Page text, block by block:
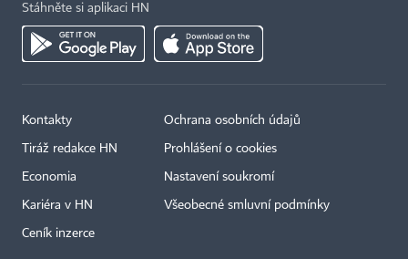
Stáhněte si aplikaci HN
Kontakty
Tiráž redakce HN
Economia
Kariéra v HN
Ceník inzerce
Ochrana osobních údajů
Prohlášení o cookies
Nastavení soukromí
Všeobecné smluvní podmínky